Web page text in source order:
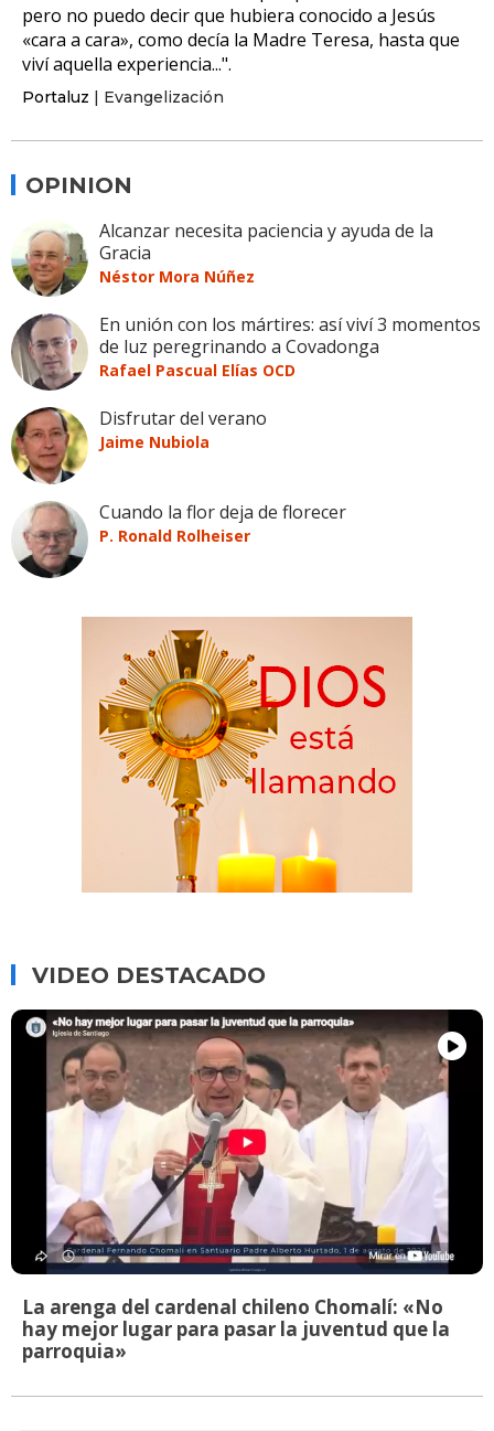
pero no puedo decir que hubiera conocido a Jesús
«cara a cara», como decía la Madre Teresa, hasta que
viví aquella experiencia...".
Portaluz | Evangelización
OPINION
Alcanzar necesita paciencia y ayuda de la
Gracia
Néstor Mora Núñez
En unión con los mártires: así viví 3 momentos
de luz peregrinando a Covadonga
Rafael Pascual Elías OCD
Disfrutar del verano
Jaime Nubiola
Cuando la flor deja de florecer
P. Ronald Rolheiser
VIDEO DESTACADO
La arenga del cardenal chileno Chomalí: «No
hay mejor lugar para pasar la juventud que la
parroquia»